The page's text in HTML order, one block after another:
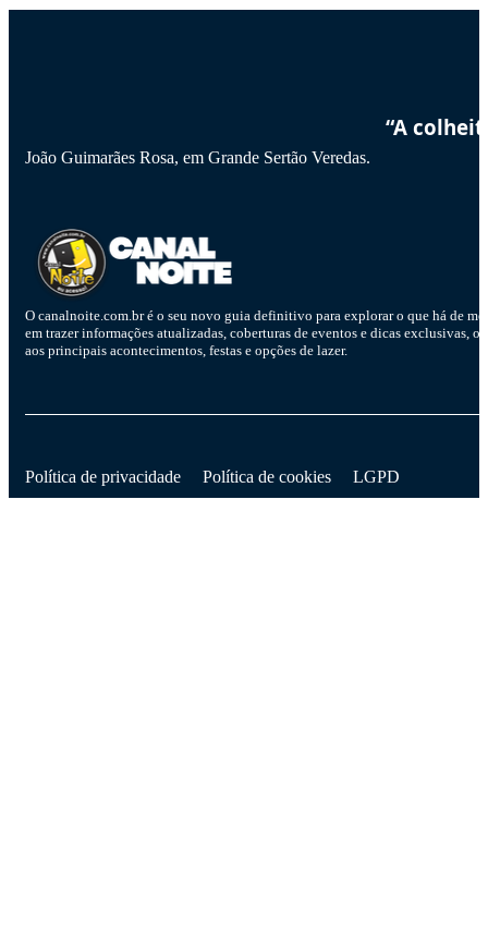
“A
João Guimarães Rosa, em Grande Sertão Veredas.
O canalnoite.com.br é o seu novo guia definitivo para explorar o que há de
em trazer informações atualizadas, coberturas de eventos e dicas exclusivas,
aos principais acontecimentos, festas e opções de lazer.
Política de privacidade Política de cookies LGPD